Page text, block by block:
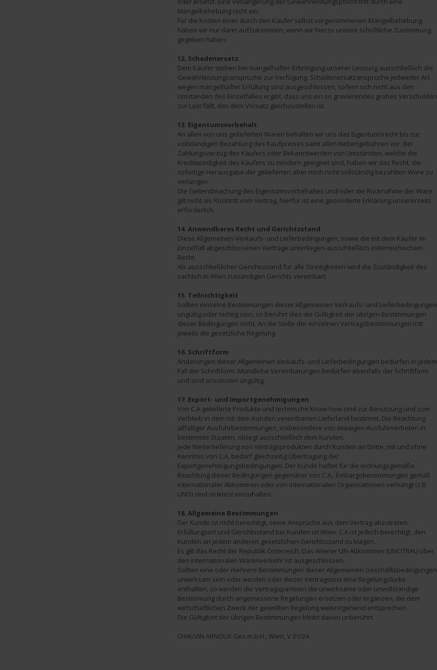
Mängelbehebung nicht ein.
Für die Kosten einer durch den Käufer selbst vorgenommenen Mängelbehebung
haben wir nur dann aufzukommen, wenn wir hierzu unsere schriftliche Zustimmung
gegeben haben.
12. Schadenersatz
Dem Käufer stehen bei mangelhafter Erbringung unserer Leistung ausschließlich die
Gewährleistungsansprüche zur Verfügung. Schadenersatzansprüche jedweder Art
wegen mangelhafter Erfüllung sind ausgeschlossen, sofern sich nicht aus den
Umständen des Einzelfalles ergibt, dass uns ein so gravierendes grobes Verschulden
zur Last fällt, das dem Vorsatz gleichzustellen ist.
13. Eigentumsvorbehalt
An allen von uns gelieferten Waren behalten wir uns das Eigentumsrecht bis zur
vollständigen Bezahlung des Kaufpreises samt allen Nebengebühren vor. Bei
Zahlungsverzug des Käufers oder Bekanntwerden von Umständen, welche die
Kreditwürdigkeit des Käufers zu mindern geeignet sind, haben wir das Recht, die
sofortige Herausgabe der gelieferten aber noch nicht vollständig bezahlten Ware zu
verlangen.
Die Geltendmachung des Eigentumsvorbehaltes und/oder die Rücknahme der Ware
gilt nicht als Rücktritt vom Vertrag, hierfür ist eine gesonderte Erklärung unsererseits
erforderlich.
14. Anwendbares Recht und Gerichtsstand
Diese Allgemeinen Verkaufs- und Lieferbedingungen, sowie die mit dem Käufer im
Einzelfall abgeschlossenen Verträge unterliegen ausschließlich österreichischem
Recht.
Als ausschließlicher Gerichtsstand für alle Streitigkeiten wird die Zuständigkeit des
sachlich in Wien zuständigen Gerichts vereinbart.
15. Teilnichtigkeit
Sollten einzelne Bestimmungen dieser Allgemeinen Verkaufs- und Lieferbedingungen
ungültig oder nichtig sein, so berührt dies die Gültigkeit der übrigen Bestimmungen
dieser Bedingungen nicht. An die Stelle der einzelnen Vertragsbestimmungen tritt
jeweils die gesetzliche Regelung.
16. Schriftform
Änderungen dieser Allgemeinen Verkaufs- und Lieferbedingungen bedürfen in jedem
Fall der Schriftform. Mündliche Vereinbarungen bedürfen ebenfalls der Schriftform
und sind ansonsten ungültig.
17. Export- und Importgenehmigungen
Von C.A gelieferte Produkte und technische Know-how sind zur Benutzung und zum
Verbleib in dem mit dem Kunden vereinbarten Lieferland bestimmt. Die Beachtung
allfälliger Ausfuhrbestimmungen, insbesondere von etwaigen Ausfuhrverboten in
bestimmte Staaten, obliegt ausschließlich dem Kunden.
Jede Weiterlieferung von Vertragsprodukten durch Kunden an Dritte, mit und ohne
Kenntnis von C.A, bedarf gleichzeitig Übertragung der
Exportgenehmigungsbedingungen. Der Kunde haftet für die ordnungsgemäße
Beachtung dieser Bedingungen gegenüber von C.A,. Embargobestimmungen gemäß
internationaler Abkommen oder von internationalen Organisationen verhängt (z.B.
UNO) sind striktest einzuhalten.
18. Allgemeine Bestimmungen
Der Kunde ist nicht berechtigt, seine Ansprüche aus dem Vertrag abzutreten.
Erfüllungsort und Gerichtsstand bei Kunden ist Wien. C.A ist jedoch berechtigt, den
Kunden an jedem anderen gesetzlichen Gerichtsstand zu klagen.
Es gilt das Recht der Republik Österreich. Das Wiener UN-Abkommen (UNCITRAL) über
den internationalen Warenverkehr ist ausgeschlossen.
Sollten eine oder mehrere Bestimmungen dieser Allgemeinen Geschäftsbedingungen
unwirksam sein oder werden oder dieser Vertragstext eine Regelungslücke
enthalten, so werden die Vertragsparteien die unwirksame oder unvollständige
Bestimmung durch angemessene Regelungen ersetzen oder ergänzen, die dem
wirtschaftlichen Zweck der gewollten Regelung weitestgehend entsprechen.
Die Gültigkeit der übrigen Bestimmungen bleibt davon unberührt.
CHAUVIN ARNOUX Ges.m.b.H., Wien, V 01/24